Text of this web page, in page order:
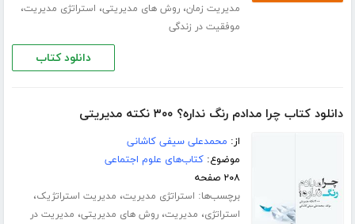
مدیریت زمان،روش های مدیریتی، استراتژی مدیریت،
موفقیت در زندگی
دانلود کتاب
دانلود کتاب چرا مدادم رنگ نداره؟ ۳۰۰ نکته مدیریتی
از: محمدعلی سیفی کاشانی
موضوع:کتاب‌های علوم اجتماعی
۲۰۸ صفحه
برچسب‌ها: استراتژی مدیریت، مدیریت استراتژیک،
استراتژی، مدیریت،روش های مدیریتی، مدیریت در